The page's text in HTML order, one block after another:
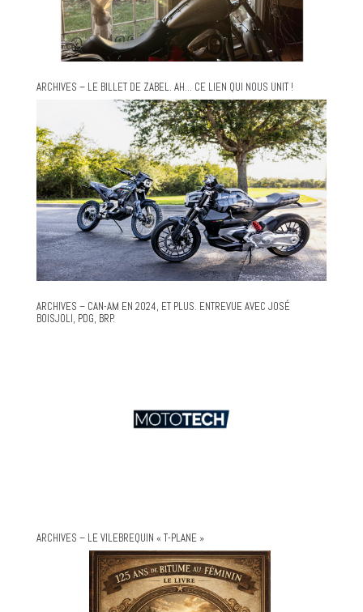
ARCHIVES – LE BILLET DE ZABEL. AH… CE LIEN QUI NOUS UNIT !
ARCHIVES – CAN-AM EN 2024, ET PLUS. ENTREVUE AVEC JOSÉ
BOISJOLI, PDG, BRP.
ARCHIVES – LE VILEBREQUIN « T-PLANE »